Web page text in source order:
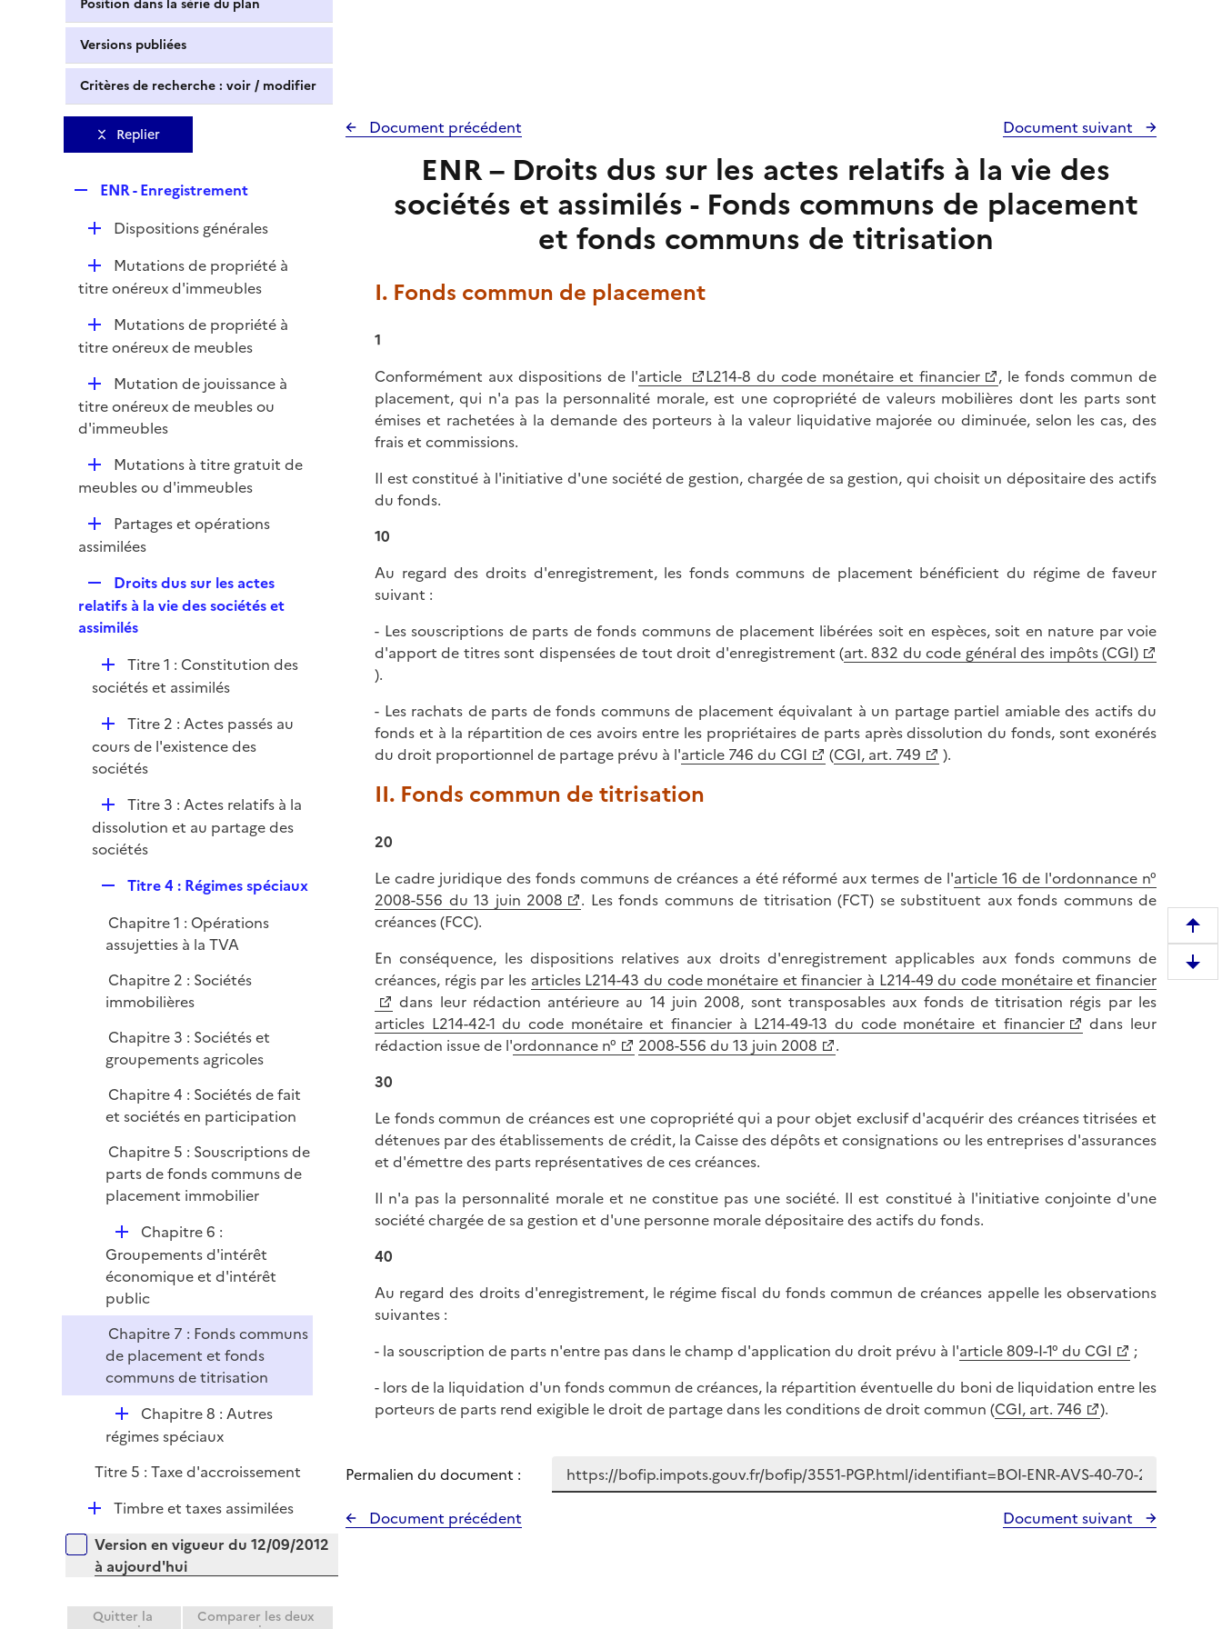
Position dans la série du plan
Versions publiées
Critères de recherche : voir / modifier
Replier
p
l
i
e
r
ENR - Enregistrement
D
l
r
Dispositions générales
D
é
i
Mutations de propriété à
titre onéreux d'immeubles
D
é
i
e
Mutations de propriété à
titre onéreux de meubles
D
é
p
e
Mutation de jouissance à
titre onéreux de meubles ou
d'immeubles
D
é
i
Mutations à titre gratuit de
meubles ou d'immeubles
D
é
i
e
r
Partages et opérations
assimilées
e
p
i
e
r
Droits dus sur les actes
relatifs à la vie des sociétés et
assimilés
D
é
i
e
Titre 1 : Constitution des
sociétés et assimilés
D
é
p
e
r
Titre 2 : Actes passés au
cours de l'existence des
sociétés
D
é
p
e
r
Titre 3 : Actes relatifs à la
dissolution et au partage des
sociétés
p
l
i
Titre 4 : Régimes spéciaux
Chapitre 1 : Opérations
assujetties à la TVA
Chapitre 2 : Sociétés
immobilières
Chapitre 3 : Sociétés et
groupements agricoles
Chapitre 4 : Sociétés de fait
et sociétés en participation
Chapitre 5 : Souscriptions de
parts de fonds communs de
placement immobilier
D
é
p
l
i
e
r
Chapitre 6 :
Groupements d'intérêt
économique et d'intérêt
public
Chapitre 7 : Fonds communs
de placement et fonds
communs de titrisation
D
é
l
r
Chapitre 8 : Autres
régimes spéciaux
Titre 5 : Taxe d'accroissement
D
p
l
e
Timbre et taxes assimilées
Versions sur la période
Version en vigueur du 12/09/2012
à aujourd'hui
Quitter la Comparer les deux
Document précédent Document suivant
ENR – Droits dus sur les actes relatifs à la vie des
sociétés et assimilés - Fonds communs de placement
et fonds communs de titrisation
I. Fonds commun de placement
1
Conformément aux dispositions de l'article L214-8 du code monétaire et financier
, le fonds commun de
placement, qui n'a pas la personnalité morale, est une copropriété de valeurs mobilières dont les parts sont
émises et rachetées à la demande des porteurs à la valeur liquidative majorée ou diminuée, selon les cas, des
frais et commissions.
Il est constitué à l'initiative d'une société de gestion, chargée de sa gestion, qui choisit un dépositaire des actifs
du fonds.
10
Au regard des droits d'enregistrement, les fonds communs de placement bénéficient du régime de faveur
suivant :
- Les souscriptions de parts de fonds communs de placement libérées soit en espèces, soit en nature par voie
d'apport de titres sont dispensées de tout droit d'enregistrement (art. 832 du code général des impôts (CGI)
).
- Les rachats de parts de fonds communs de placement équivalant à un partage partiel amiable des actifs du
fonds et à la répartition de ces avoirs entre les propriétaires de parts après dissolution du fonds, sont exonérés
du droit proportionnel de partage prévu à l'article 746 du CGI (CGI, art. 749 ).
II. Fonds commun de titrisation
20
Le cadre juridique des fonds communs de créances a été réformé aux termes de l'article 16 de l'ordonnance n°
2008-556 du 13 juin 2008
. Les fonds communs de titrisation (FCT) se substituent aux fonds communs de
créances (FCC).
En conséquence, les dispositions relatives aux droits d'enregistrement applicables aux fonds communs de
créances, régis par les articles L214-43 du code monétaire et financier à L214-49 du code monétaire et financier
dans leur rédaction antérieure au 14 juin 2008, sont transposables aux fonds de titrisation régis par les
articles L214-42-1 du code monétaire et financier à L214-49-13 du code monétaire et financier
dans leur
rédaction issue de l'ordonnance n° 2008-556 du 13 juin 2008
.
30
Le fonds commun de créances est une copropriété qui a pour objet exclusif d'acquérir des créances titrisées et
détenues par des établissements de crédit, la Caisse des dépôts et consignations ou les entreprises d'assurances
et d'émettre des parts représentatives de ces créances.
Il n'a pas la personnalité morale et ne constitue pas une société. Il est constitué à l'initiative conjointe d'une
société chargée de sa gestion et d'une personne morale dépositaire des actifs du fonds.
40
Au regard des droits d'enregistrement, le régime fiscal du fonds commun de créances appelle les observations
suivantes :
- la souscription de parts n'entre pas dans le champ d'application du droit prévu à l'article 809-I-1° du CGI
;
- lors de la liquidation d'un fonds commun de créances, la répartition éventuelle du boni de liquidation entre les
porteurs de parts rend exigible le droit de partage dans les conditions de droit commun (CGI, art. 746 ).
Permalien du document :
Document précédent
Document suivant
e
m
D